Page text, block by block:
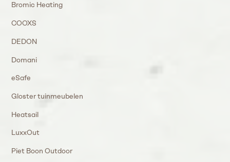
Bromic Heating
COOXS
DEDON
Domani
eSafe
Gloster tuinmeubelen
Heatsail
LuxxOut
Piet Boon Outdoor